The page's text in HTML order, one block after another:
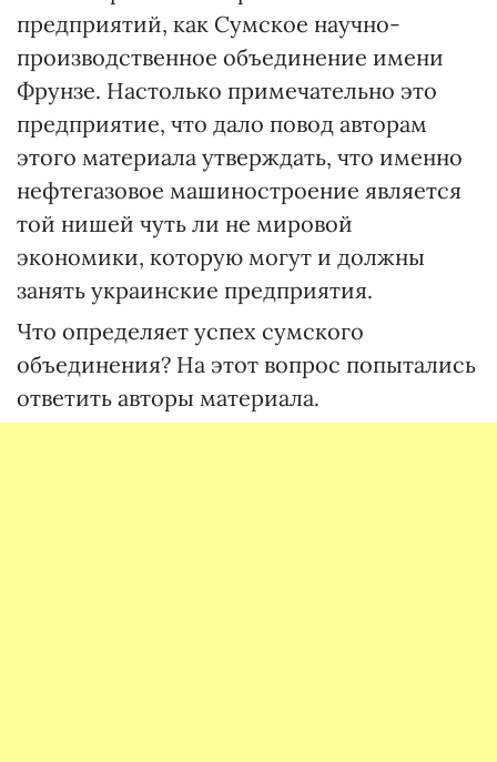
предприятий, как Сумское научно-
производственное объединение имени
Фрунзе. Настолько примечательно это
предприятие, что дало повод авторам
этого материала утверждать, что именно
нефтегазовое машиностроение является
той нишей чуть ли не мировой
экономики, которую могут и должны
занять украинские предприятия.
Что определяет успех сумского
объединения? На этот вопрос попытались
ответить авторы материала.